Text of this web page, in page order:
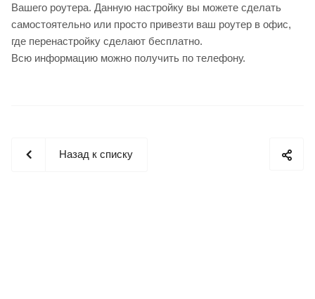
Вашего роутера. Данную настройку вы можете сделать
самостоятельно или просто привезти ваш роутер в офис,
где перенастройку сделают бесплатно.
Всю информацию можно получить по телефону.
Назад к списку